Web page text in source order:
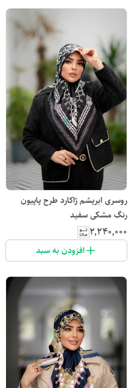
روسری ابریشم ژاکارد طرح پاپیون
رنگ مشکی سفید
۲٬۲۴۰٬۰۰۰
افزودن به سبد